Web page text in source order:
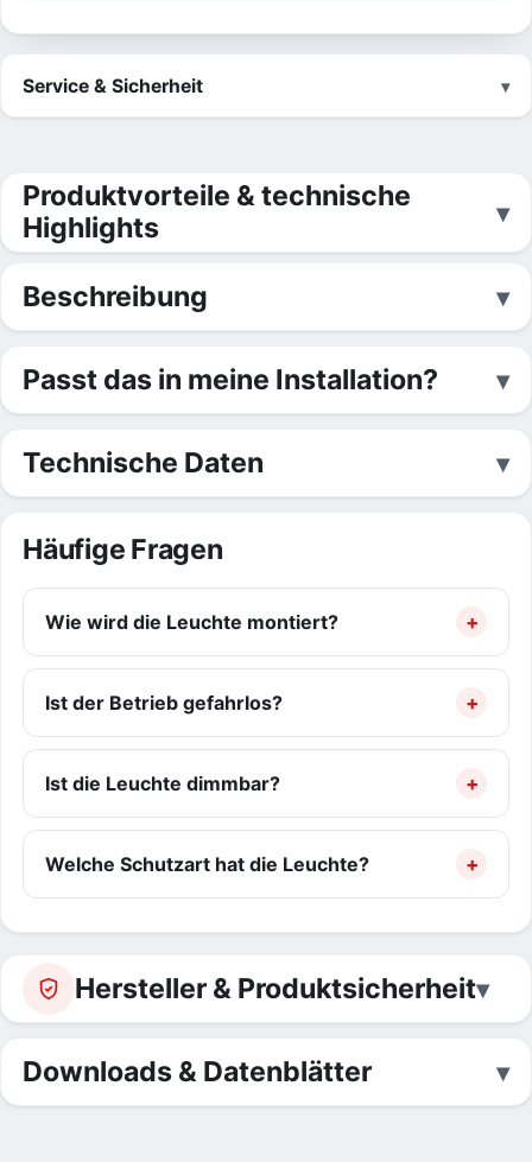
Service & Sicherheit
Produktvorteile & technische
Highlights
Beschreibung
Passt das in meine Installation?
Technische Daten
Häufige Fragen
Wie wird die Leuchte montiert?
Ist der Betrieb gefahrlos?
Ist die Leuchte dimmbar?
Welche Schutzart hat die Leuchte?
Hersteller & Produktsicherheit
Downloads & Datenblätter